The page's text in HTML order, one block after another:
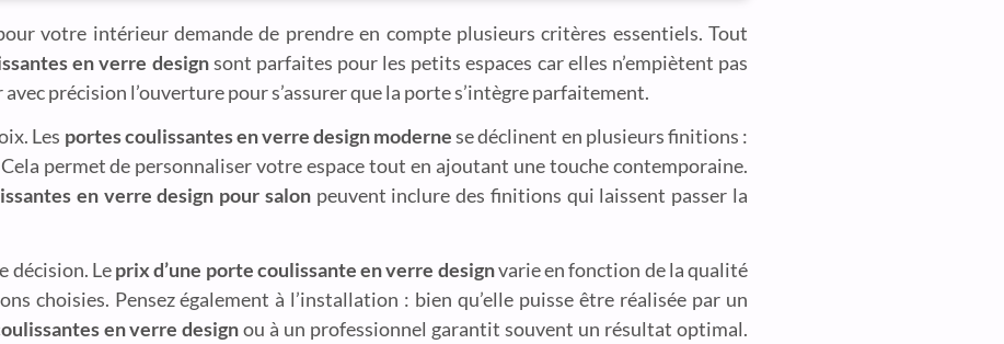
votre intérieur demande de prendre en compte plusieurs critères essentiels. Tout
en verre designsont parfaites pour les petits espaces car elles n’empiètent pas
précision l’ouverture pour s’assurer que la porte s’intègre parfaitement.
Les portes coulissantes en verre design modernese déclinent en plusieurs finitions :
permet de personnaliser votre espace tout en ajoutant une touche contemporaine.
en verre design pour salonpeuvent inclure des finitions qui laissent passer la
décision. Leprix d’une porte coulissante en verre designvarie en fonction de la qualité
choisies. Pensez également à l’installation : bien qu’elle puisse être réalisée par un
en verre designou à un professionnel garantit souvent un résultat optimal.